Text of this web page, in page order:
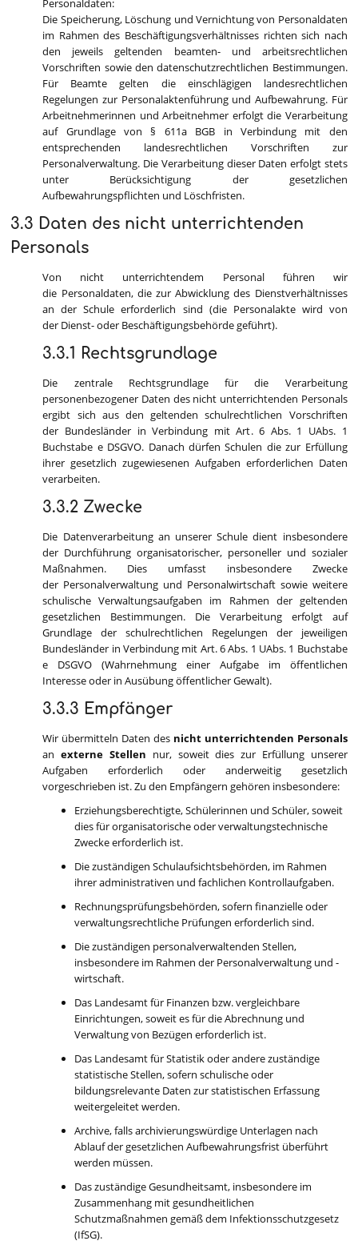
Personaldaten:
Die Speicherung, Löschung und Vernichtung von Personaldaten
im Rahmen des Beschäftigungsverhältnisses richten sich nach
den jeweils geltenden beamten- und arbeitsrechtlichen
Vorschriften sowie den datenschutzrechtlichen Bestimmungen.
Für Beamte gelten die einschlägigen landesrechtlichen
Regelungen zur Personalaktenführung und Aufbewahrung. Für
Arbeitnehmerinnen und Arbeitnehmer erfolgt die Verarbeitung
auf Grundlage von § 611a BGB in Verbindung mit den
entsprechenden landesrechtlichen Vorschriften zur
Personalverwaltung. Die Verarbeitung dieser Daten erfolgt stets
unter Berücksichtigung der gesetzlichen
Aufbewahrungspflichten und Löschfristen.
3.3 Daten des nicht unterrichtenden
Personals
Von nicht unterrichtendem Personal führen wir
die Personaldaten, die zur Abwicklung des Dienstverhältnisses
an der Schule erforderlich sind (die Personalakte wird von
der Dienst- oder Beschäftigungsbehörde geführt).
3.3.1 Rechtsgrundlage
Die zentrale Rechtsgrundlage für die Verarbeitung
personenbezogener Daten des nicht unterrichtenden Personals
ergibt sich aus den geltenden schulrechtlichen Vorschriften
der Bundesländer in Verbindung mit Art. 6 Abs. 1 UAbs. 1
Buchstabe e DSGVO. Danach dürfen Schulen die zur Erfüllung
ihrer gesetzlich zugewiesenen Aufgaben erforderlichen Daten
verarbeiten.
3.3.2 Zwecke
Die Datenverarbeitung an unserer Schule dient insbesondere
der Durchführung organisatorischer, personeller und sozialer
Maßnahmen. Dies umfasst insbesondere Zwecke
der Personalverwaltung und Personalwirtschaft sowie weitere
schulische Verwaltungsaufgaben im Rahmen der geltenden
gesetzlichen Bestimmungen. Die Verarbeitung erfolgt auf
Grundlage der schulrechtlichen Regelungen der jeweiligen
Bundesländer in Verbindung mit Art. 6 Abs. 1 UAbs. 1 Buchstabe
e DSGVO (Wahrnehmung einer Aufgabe im öffentlichen
Interesse oder in Ausübung öffentlicher Gewalt).
3.3.3 Empfänger
Wir übermitteln Daten des nicht unterrichtenden Personals
anexterne Stellen nur, soweit dies zur Erfüllung unserer
Aufgaben erforderlich oder anderweitig gesetzlich
vorgeschrieben ist. Zu den Empfängern gehören insbesondere:
Erziehungsberechtigte, Schülerinnen und Schüler, soweit
dies für organisatorische oder verwaltungstechnische
Zwecke erforderlich ist.
Die zuständigen Schulaufsichtsbehörden, im Rahmen
ihrer administrativen und fachlichen Kontrollaufgaben.
Rechnungsprüfungsbehörden, sofern finanzielle oder
verwaltungsrechtliche Prüfungen erforderlich sind.
Die zuständigen personalverwaltenden Stellen,
insbesondere im Rahmen der Personalverwaltung und -
wirtschaft.
Das Landesamt für Finanzen bzw. vergleichbare
Einrichtungen, soweit es für die Abrechnung und
Verwaltung von Bezügen erforderlich ist.
Das Landesamt für Statistik oder andere zuständige
statistische Stellen, sofern schulische oder
bildungsrelevante Daten zur statistischen Erfassung
weitergeleitet werden.
Archive, falls archivierungswürdige Unterlagen nach
Ablauf der gesetzlichen Aufbewahrungsfrist überführt
werden müssen.
Das zuständige Gesundheitsamt, insbesondere im
Zusammenhang mit gesundheitlichen
Schutzmaßnahmen gemäß dem Infektionsschutzgesetz
(IfSG).